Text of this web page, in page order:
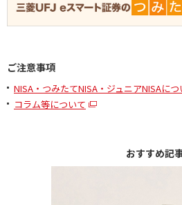
ご注意事項
NISA・つみたてNISA・ジュニアNISAにつ
コラム等について
おすすめ記